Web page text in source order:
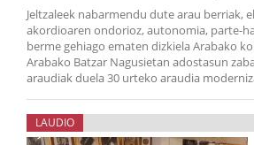
Jeltzaleek nabarmendu dute arau berriak,
akordioaren ondorioz, autonomia, parte-
berme gehiago ematen dizkiela Arabako
Arabako Batzar Nagusietan adostasun
araudiak duela 30 urteko araudia
LAUDIO